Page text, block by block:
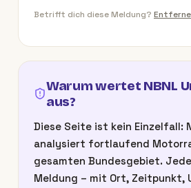
Betrifft dich diese Meldung?
Warum wertet NBNL
aus?
Diese Seite ist kein Einzelfall:
analysiert fortlaufend
gesamten Bundesgebiet.
Meldung – mit Ort, Zeitpunkt,